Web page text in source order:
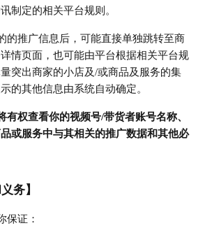
制定的相关平台规则。
的推广信息后，可能直接单独跳转至商
情页面，也可能由平台根据相关平台规
突出商家的小店及/或商品及服务的集
的其他信息由系统自动确定。
有权查看你的视频号/带货者账号名称、
或服务中与其相关的推广数据和其他必
务】
保证：